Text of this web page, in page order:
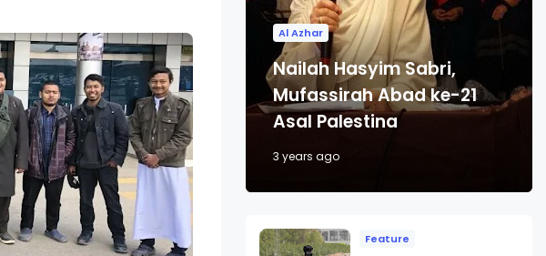
Al Azhar
Nailah Hasyim Sabri,
Mufassirah Abad ke-21
Asal Palestina
3 years ago
Feature